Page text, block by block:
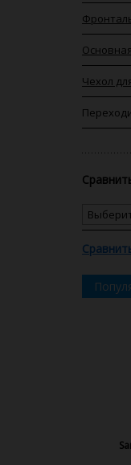
Чехол